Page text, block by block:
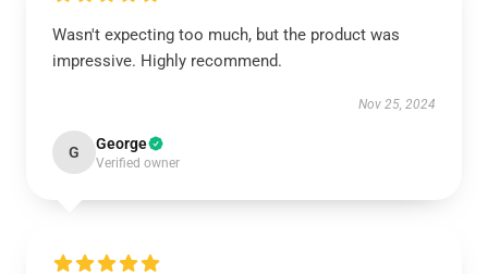
Wasn't expecting too much, but the product was
impressive. Highly recommend.
Nov 25, 2024
G George
Verified owner